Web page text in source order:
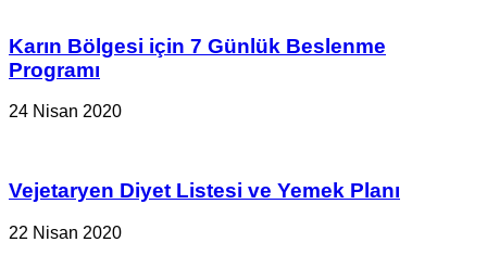
Karın Bölgesi için 7 Günlük Beslenme
Programı
24 Nisan 2020
Vejetaryen Diyet Listesi ve Yemek Planı
22 Nisan 2020